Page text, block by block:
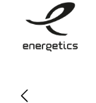
Pomiń galerię zdjęć